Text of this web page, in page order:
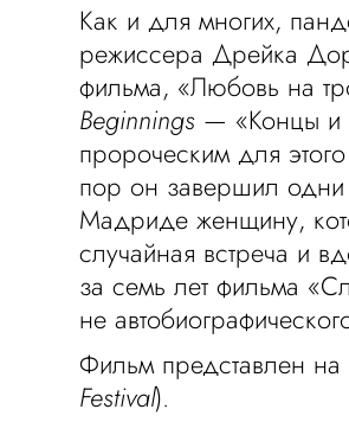
Как и для многих,
режиссера Дрейка
фильма, «Любовь на
Beginnings — «Концы и
пророческим для
пор он завершил одни
Мадриде женщину,
случайная встреча и
за семь лет фильма
не
Фильм представлен на
Festival).